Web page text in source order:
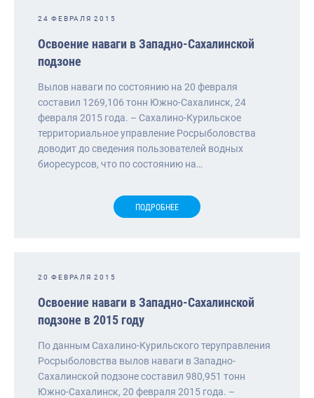
Московско-Окское
Нижнеобское
Охотское
Приморское
Сахалино-Курильское
Северо-Восточное
Северо-Западное
24 ФЕВРАЛЯ 2015
Освоение наваги в Западно-Сахалинской
подзоне
Вылов наваги по состоянию на 20 февраля
составил 1269,106 тонн Южно-Сахалинск, 24
февраля 2015 года. – Сахалино-Курильское
территориальное управление Росрыболовства
доводит до сведения пользователей водных
биоресурсов, что по состоянию на…
ПОДРОБНЕЕ
20 ФЕВРАЛЯ 2015
Освоение наваги в Западно-Сахалинской
подзоне в 2015 году
По данным Сахалино-Курильского теруправления
Росрыболовства вылов наваги в Западно-
Сахалинской подзоне составил 980,951 тонн
Южно-Сахалинск, 20 февраля 2015 года. –